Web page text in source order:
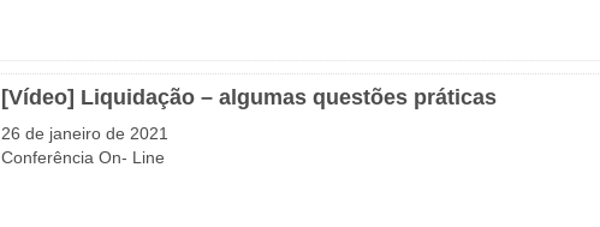
[Vídeo] Liquidação – algumas questões práticas
26 de janeiro de 2021
Conferência On- Line